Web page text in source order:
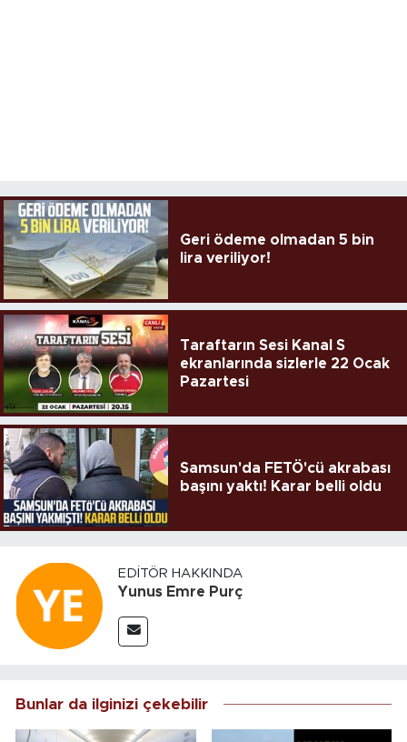
Geri ödeme olmadan 5 bin
lira veriliyor!
Taraftarın Sesi Kanal S
ekranlarında sizlerle 22 Ocak
Pazartesi
Samsun'da FETÖ'cü akrabası
başını yaktı! Karar belli oldu
EDITÖR HAKKINDA
Yunus Emre Purç
Bunlar da ilginizi çekebilir